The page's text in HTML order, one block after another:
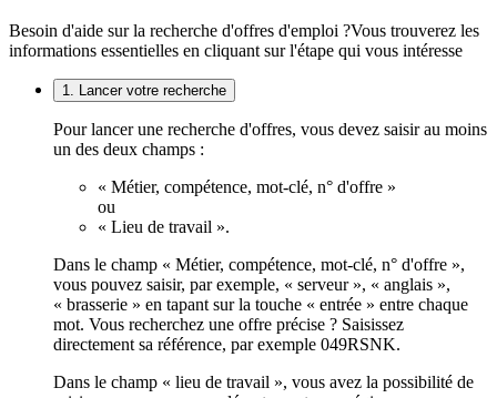
Besoin d'aide sur la recherche d'offres d'emploi ?Vous trouverez les
informations essentielles en cliquant sur l'étape qui vous intéresse
1. Lancer votre recherche
Pour lancer une recherche d'offres, vous devez saisir au moins
un des deux champs :
« Métier, compétence, mot-clé, n° d'offre »
ou
« Lieu de travail ».
Dans le champ « Métier, compétence, mot-clé, n° d'offre »,
vous pouvez saisir, par exemple, « serveur », « anglais »,
« brasserie » en tapant sur la touche « entrée » entre chaque
mot. Vous recherchez une offre précise ? Saisissez
directement sa référence, par exemple 049RSNK.
Dans le champ « lieu de travail », vous avez la possibilité de